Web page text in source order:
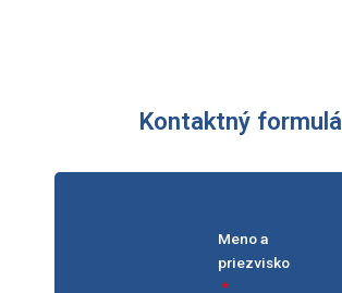
Kontaktný
Meno a
priezvisko